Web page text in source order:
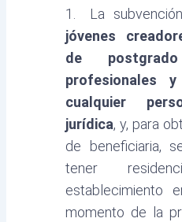
1. La
jóvenes
de
profesionales
cualquier
jurídica, y, para
de beneficiaria,
tener
establecimiento
momento de la